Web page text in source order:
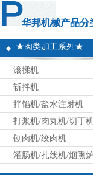
华邦机械产品分
★肉类加工系列★
滚揉机
斩拌机
拌馅机/盐水注射机
打浆机/肉丸机/切丁
刨肉机/绞肉机
灌肠机/扎线机/烟熏炉